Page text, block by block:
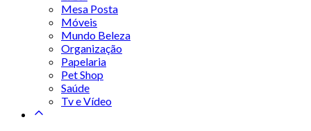
Mesa Posta
Móveis
Mundo Beleza
Organização
Papelaria
Pet Shop
Saúde
Tv e Vídeo